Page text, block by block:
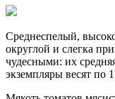
Среднеспелый,
округлой и слегка
чудесными: их
экземпляры весят по 1